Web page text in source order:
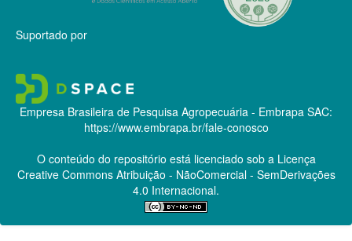
Suportado por
Empresa Brasileira de Pesquisa Agropecuária - Embrapa SAC:
https://www.embrapa.br/fale-conosco
O conteúdo do repositório está licenciado sob a Licença
Creative CommonsAtribuição - NãoComercial - SemDerivações
4.0 Internacional.